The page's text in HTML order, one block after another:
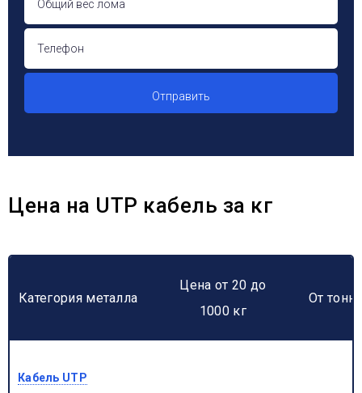
Цена на UTP кабель за кг
Категория металла
Цена от 20 до
1000 кг
От
Кабель UTP